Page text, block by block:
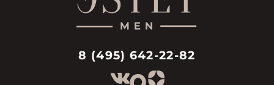
8 (495) 642-22-82